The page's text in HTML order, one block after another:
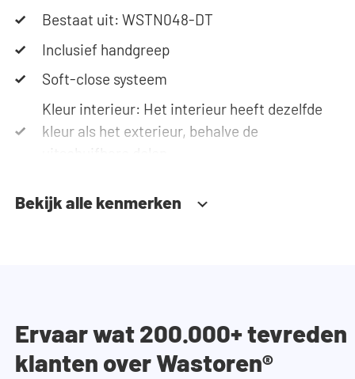
Bestaat uit: WSTN048-DT
Inclusief handgreep
Soft-close systeem
Kleur interieur: Het interieur heeft dezelfde
kleur als het exterieur, behalve de
Bekijk alle kenmerken
Ervaar wat 200.000+ tevreden
klanten over Wastoren®